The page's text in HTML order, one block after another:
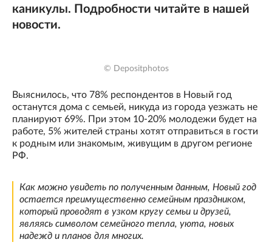
каникулы. Подробности читайте в нашей
новости.
© Depositphotos
Выяснилось, что 78% респондентов в Новый год
останутся дома с семьей, никуда из города уезжать не
планируют 69%. При этом 10-20% молодежи будет на
работе, 5% жителей страны хотят отправиться в гости
к родным или знакомым, живущим в другом регионе
РФ.
Как можно увидеть по полученным данным, Новый год
остается преимущественно семейным праздником,
который проводят в узком кругу семьи и друзей,
являясь символом семейного тепла, уюта, новых
надежд и планов для многих.